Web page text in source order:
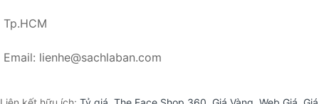
Tp.HCM
Email: lienhe@sachlaban.com